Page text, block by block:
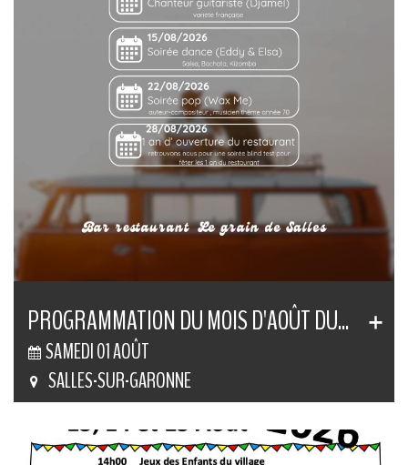
PROGRAMMATION DU MOIS D'AOÛT DU...
SAMEDI 01 AOÛT
SALLES-SUR-GARONNE